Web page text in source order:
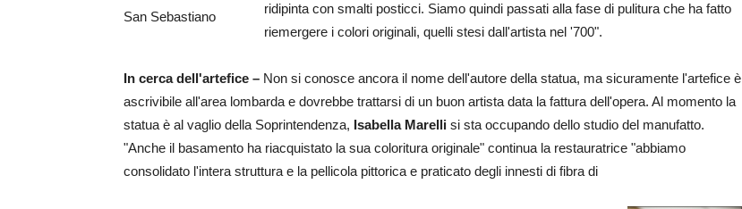
San Sebastiano
ridipinta con smalti posticci. Siamo quindi passati alla fase di pulitura che ha fatto
riemergere i colori originali, quelli stesi dall'artista nel '700".
In cerca dell'artefice – Non si conosce ancora il nome dell'autore della statua, ma sicuramente l'artefice è
ascrivibile all'area lombarda e dovrebbe trattarsi di un buon artista data la fattura dell'opera. Al momento la
statua è al vaglio della Soprintendenza, Isabella Marelli si sta occupando dello studio del manufatto.
"Anche il basamento ha riacquistato la sua coloritura originale" continua la restauratrice "abbiamo
consolidato l'intera struttura e la pellicola pittorica e praticato degli innesti di fibra di